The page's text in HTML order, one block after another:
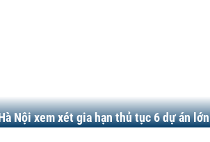
Nội xem xét gia hạn thủ tục 6 dự án lớn